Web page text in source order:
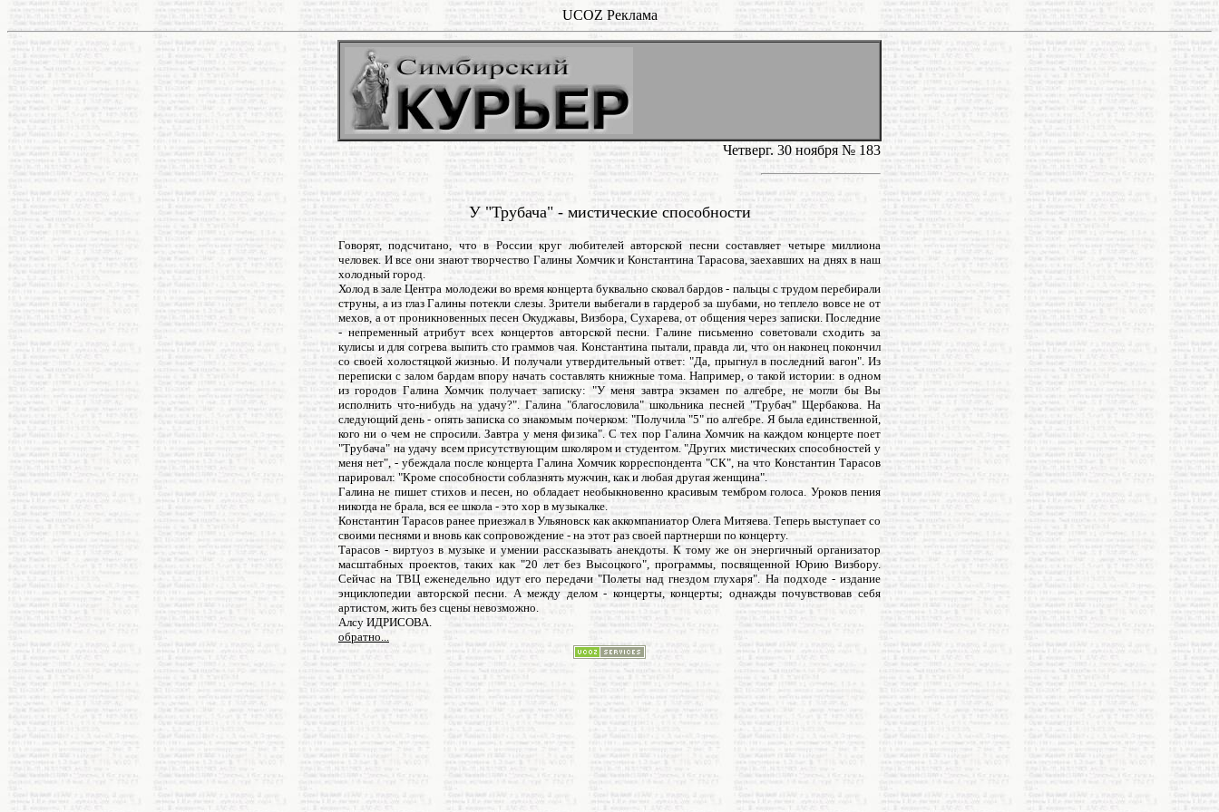
UCOZ Реклама
Четверг. 30 ноября № 183
У "Трубача" - мистические способности
Говорят, подсчитано, что в России круг любителей авторской песни составляет четыре миллиона
человек. И все они знают творчество Галины Хомчик и Константина Тарасова, заехавших на днях в наш
холодный город.
Холод в зале Центра молодежи во время концерта буквально сковал бардов - пальцы с трудом перебирали
струны, а из глаз Галины потекли слезы. Зрители выбегали в гардероб за шубами, но теплело вовсе не от
мехов, а от проникновенных песен Окуджавы, Визбора, Сухарева, от общения через записки. Последние
- непременный атрибут всех концертов авторской песни. Галине письменно советовали сходить за
кулисы и для согрева выпить сто граммов чая. Константина пытали, правда ли, что он наконец покончил
со своей холостяцкой жизнью. И получали утвердительный ответ: "Да, прыгнул в последний вагон". Из
переписки с залом бардам впору начать составлять книжные тома. Например, о такой истории: в одном
из городов Галина Хомчик получает записку: "У меня завтра экзамен по алгебре, не могли бы Вы
исполнить что-нибудь на удачу?". Галина "благословила" школьника песней "Трубач" Щербакова. На
следующий день - опять записка со знакомым почерком: "Получила "5" по алгебре. Я была единственной,
кого ни о чем не спросили. Завтра у меня физика". С тех пор Галина Хомчик на каждом концерте поет
"Трубача" на удачу всем присутствующим школяром и студентом. "Других мистических способностей у
меня нет", - убеждала после концерта Галина Хомчик корреспондента "СК", на что Константин Тарасов
парировал: "Кроме способности соблазнять мужчин, как и любая другая женщина".
Галина не пишет стихов и песен, но обладает необыкновенно красивым тембром голоса. Уроков пения
никогда не брала, вся ее школа - это хор в музыкалке.
Константин Тарасов ранее приезжал в Ульяновск как аккомпаниатор Олега Митяева. Теперь выступает со
своими песнями и вновь как сопровождение - на этот раз своей партнерши по концерту.
Тарасов - виртуоз в музыке и умении рассказывать анекдоты. К тому же он энергичный организатор
масштабных проектов, таких как "20 лет без Высоцкого", программы, посвященной Юрию Визбору.
Сейчас на ТВЦ еженедельно идут его передачи "Полеты над гнездом глухаря". На подходе - издание
энциклопедии авторской песни. А между делом - концерты, концерты; однажды почувствовав себя
артистом, жить без сцены невозможно.
Алсу ИДРИСОВА.
обратно...